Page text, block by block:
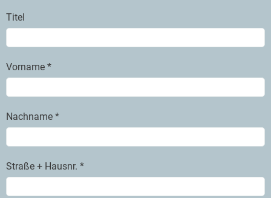
Titel
Vorname *
Nachname *
Straße + Hausnr. *